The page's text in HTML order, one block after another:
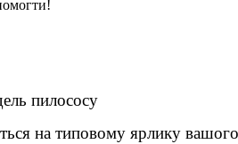
пилососу
на типовому ярлику